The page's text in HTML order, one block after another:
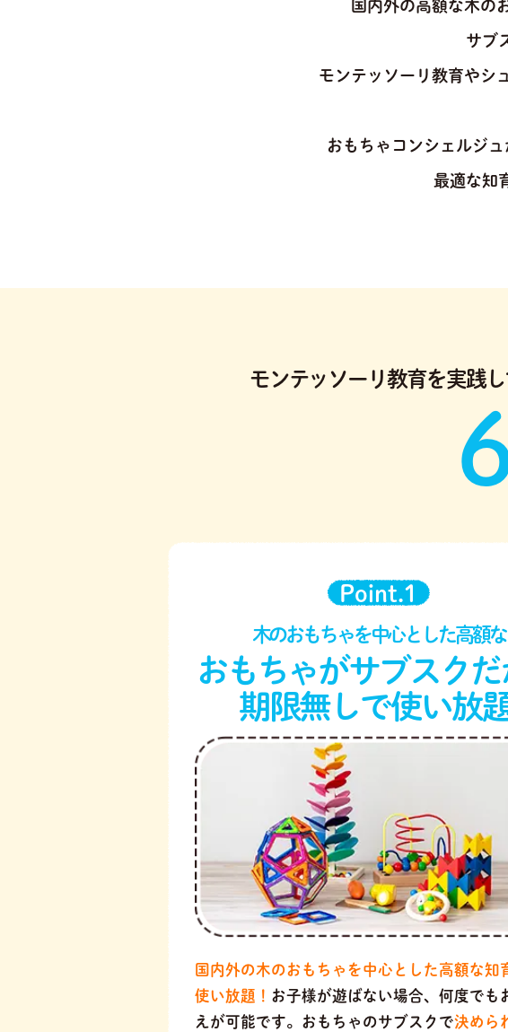
国内外の高額な木の
サブ
モンテッソーリ教育やシ
おもちゃコンシェルジ
最適な知
モンテッソーリ教育を実践
Point.1
木のおもちゃを中心とした高額な
おもちゃがサブスクだ
期限無しで使い放
国内外の木のおもちゃを中心とした高額な知
使い放題！ お子様が遊ばない場合、何度でも
えが可能です。おもちゃのサブスクで決めら